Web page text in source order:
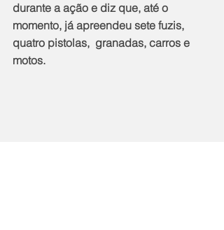
durante a ação e diz que, até o
momento, já apreendeu sete fuzis,
quatro pistolas,  granadas, carros e
motos.